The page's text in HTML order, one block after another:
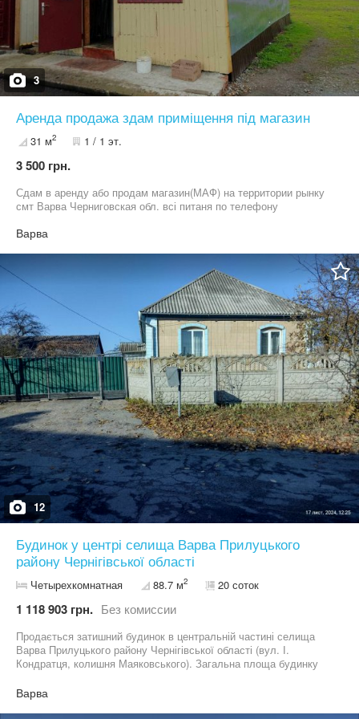
3
Аренда продажа здам приміщення під магазин
31 м2 1 / 1 эт.
3 500 грн.
Сдам в аренду або продам магазин(МАФ) на территории рынку
смт Варва Черниговская обл. всі питаня по телефону
Варва
12
Будинок у центрі селища Варва Прилуцького
району Чернігівської області
Четырехкомнатная 88.7 м2 20 соток
1 118 903 грн. Без комиссии
Продається затишний будинок в центральній частині селища
Варва Прилуцького району Чернігівської області (вул. І.
Кондратця, колишня Маяковського). Загальна площа будинку
кухня, санвузол. Газовий котел + грубка, що під’єднана до
системи опалення, піч. Дворічний запас дров. Центральний
Варва